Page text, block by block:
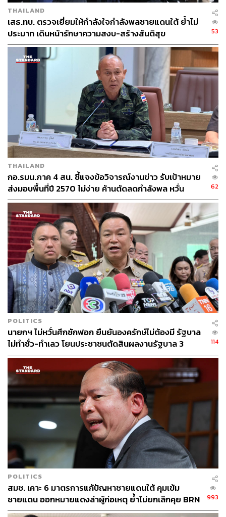
บางกลุ่มอาจไม่เห็นด้วย จึงสร้างสถานการณ์ความรุนแรงขึ้น
อยากให้ประชาชนและสังคมได้เข้าใจมาตรการการแก้ไข
ปัญหาของรัฐทั้งภายในประเทศและต่างประเทศด้วย ซึ่งที่ผ่าน
มาองค์การความร่วมมืออิสลาม หรือ OIC ก็ให้การสนับสนุน
แนวทางของไทยมาอย่างต่อเนื่อง สำหรับนักสิทธิมนุษยชน
และกลุ่ม NGO ต่างๆ ขอให้เข้าใจและดูแลทั้งประชาชนและ
เจ้าหน้าที่รัฐด้วย รัฐบาลและ คสช. ขอส่งกำลังใจแก่เจ้าหน้าที่
และขอให้พี่น้องประชาชนมีความสุข ปลอดภัยทุกคน
ภาพ :Thaigov.go.th
พิสูจน์อักษร:ภาสิณี เพิ่มพันธุ์พงศ์
TAGS: สถานการณ์จังหวัดชายแดนภาคใต้
ประยุทธ์ จันทร์โอชา
กลุ่มก่อการร้าย
จังหวัดชายแดนภาคใต้
43
ABOUT THE AUTHOR
THE STANDARD TEAM
THAILAND
เสธ.ทบ. ตรวจเยี่ยมให้กำลังใจกำลังพลชายแดนใต้ ย้ำไม่
ประมาท เดินหน้ารักษาความสงบ-สร้างสันติสุข
53
THAILAND
กอ.รมน.ภาค 4 สน. ชี้แจงข้อวิจารณ์งานข่าว รับเป้าหมาย
ส่งมอบพื้นที่ปี 2570 ไม่ง่าย ค้านตัดลดกำลังพล หวั่น
กระทบการควบคุมพื้นที่
62
POLITICS
นายกฯ ไม่หวั่นศึกซักฟอก ยืนยันองครักษ์ไม่ต้องมี รัฐบาล
ไม่ทำชั่ว-ทำเลว โยนประชาชนตัดสินผลงานรัฐบาล 3
เดือน
114
POLITICS
สมช. เคาะ 6 มาตรการแก้ปัญหาชายแดนใต้ คุมเข้ม
ชายแดน ออกหมายแดงล่าผู้ก่อเหตุ ย้ำไม่ยกเลิกคุย BRN
993